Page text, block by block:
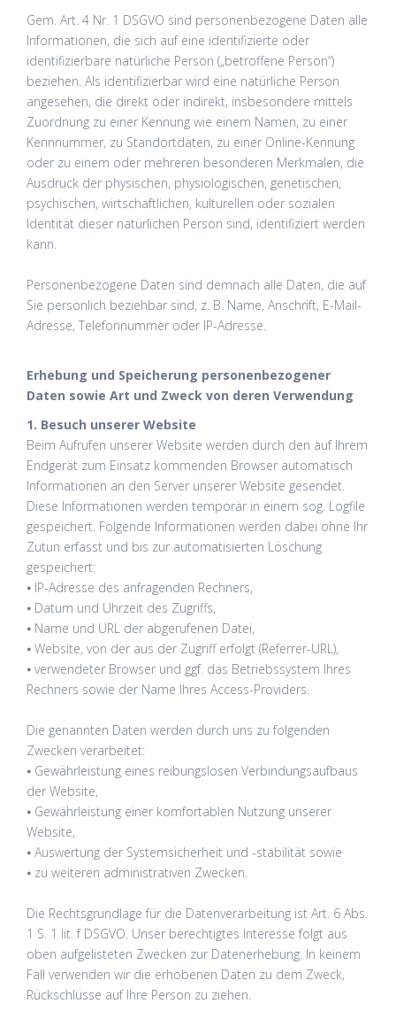
Gem. Art. 4 Nr. 1 DSGVO sind personenbezogene Daten alle
Informationen, die sich auf eine identifizierte oder
identifizierbare natürliche Person („betroffene Person“)
beziehen. Als identifizierbar wird eine natürliche Person
angesehen, die direkt oder indirekt, insbesondere mittels
Zuordnung zu einer Kennung wie einem Namen, zu einer
Kennnummer, zu Standortdaten, zu einer Online-Kennung
oder zu einem oder mehreren besonderen Merkmalen, die
Ausdruck der physischen, physiologischen, genetischen,
psychischen, wirtschaftlichen, kulturellen oder sozialen
Identität dieser natürlichen Person sind, identifiziert werden
kann.
Personenbezogene Daten sind demnach alle Daten, die auf
Sie persönlich beziehbar sind, z. B. Name, Anschrift, E-Mail-
Adresse, Telefonnummer oder IP-Adresse.
Erhebung und Speicherung personenbezogener
Daten sowie Art und Zweck von deren Verwendung
1. Besuch unserer Website
Beim Aufrufen unserer Website werden durch den auf Ihrem
Endgerät zum Einsatz kommenden Browser automatisch
Informationen an den Server unserer Website gesendet.
Diese Informationen werden temporär in einem sog. Logfile
gespeichert. Folgende Informationen werden dabei ohne Ihr
Zutun erfasst und bis zur automatisierten Löschung
gespeichert:
⦁ IP-Adresse des anfragenden Rechners,
⦁ Datum und Uhrzeit des Zugriffs,
⦁ Name und URL der abgerufenen Datei,
⦁ Website, von der aus der Zugriff erfolgt (Referrer-URL),
⦁ verwendeter Browser und ggf. das Betriebssystem Ihres
Rechners sowie der Name Ihres Access-Providers.
Die genannten Daten werden durch uns zu folgenden
Zwecken verarbeitet:
⦁ Gewährleistung eines reibungslosen Verbindungsaufbaus
der Website,
⦁ Gewährleistung einer komfortablen Nutzung unserer
Website,
⦁ Auswertung der Systemsicherheit und -stabilität sowie
⦁ zu weiteren administrativen Zwecken.
Die Rechtsgrundlage für die Datenverarbeitung ist Art. 6 Abs.
1 S. 1 lit. f DSGVO. Unser berechtigtes Interesse folgt aus
oben aufgelisteten Zwecken zur Datenerhebung. In keinem
Fall verwenden wir die erhobenen Daten zu dem Zweck,
Rückschlüsse auf Ihre Person zu ziehen.